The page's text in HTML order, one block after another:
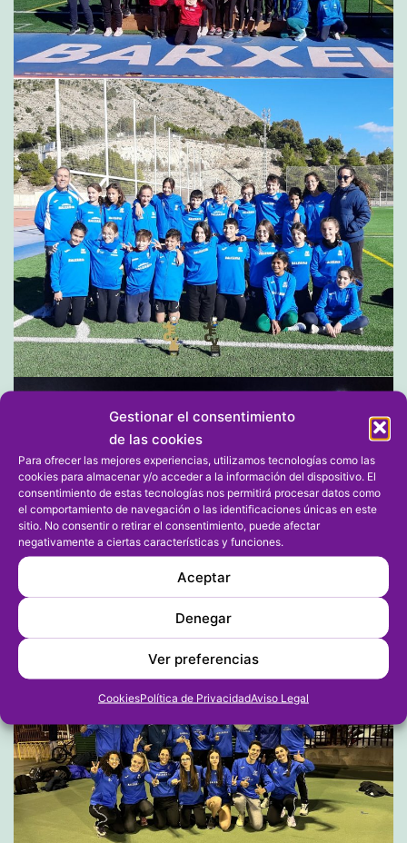
Gestionar el consentimiento
de las cookies
Para ofrecer las mejores experiencias, utilizamos tecnologías como las
cookies para almacenar y/o acceder a la información del dispositivo. El
consentimiento de estas tecnologías nos permitirá procesar datos como
el comportamiento de navegación o las identificaciones únicas en este
sitio. No consentir o retirar el consentimiento, puede afectar
negativamente a ciertas características y funciones.
Aceptar
Denegar
Ver preferencias
CookiesPolítica de PrivacidadAviso Legal